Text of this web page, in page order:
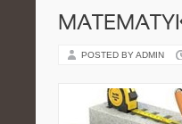
POSTED BY ADMIN